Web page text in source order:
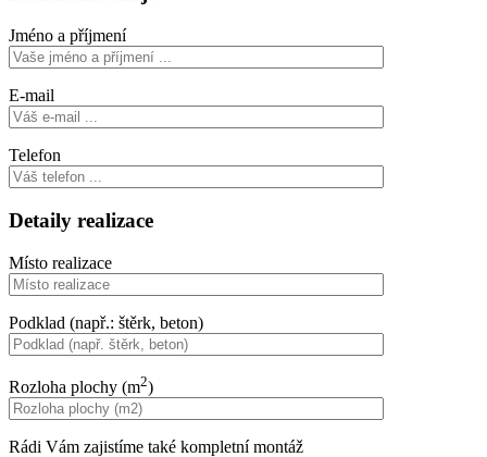
Jméno a příjmení
E-mail
Telefon
Detaily realizace
Místo realizace
Podklad (např.: štěrk, beton)
Rozloha plochy (m2)
Rádi Vám zajistíme také kompletní montáž